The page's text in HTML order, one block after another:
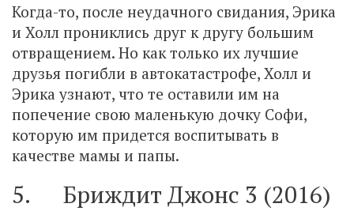
Когда-то, после неудачного свидания, Эрика
и Холл прониклись друг к другу большим
отвращением. Но как только их лучшие
друзья погибли в автокатастрофе, Холл и
Эрика узнают, что те оставили им на
попечение свою маленькую дочку Софи,
которую им придется воспитывать в
качестве мамы и папы.
5. Бриждит Джонс 3 (2016)